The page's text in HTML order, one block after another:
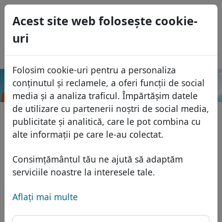
Acest site web foloseşte cookie-
uri
Folosim cookie-uri pentru a personaliza
conținutul și reclamele, a oferi funcții de social
media și a analiza traficul. Împărtășim datele
de utilizare cu partenerii noștri de social media,
publicitate și analitică, care le pot combina cu
alte informații pe care le-au colectat.
Consimțământul tău ne ajută să adaptăm
serviciile noastre la interesele tale.
Aflaţi mai multe
Domenii
Baza domeniilor
Domenii africane
Domenii asiatice
Domenii europene
Domeniile din Orientul Mijlociu
Lista de preţuri
Reduceri
Transfer
Caută
Protecţia ID
Gazduire DNS
FAQ
USD
EUR
GBP
Español
Français
Italiano
Português
Eesti
.bg Caută